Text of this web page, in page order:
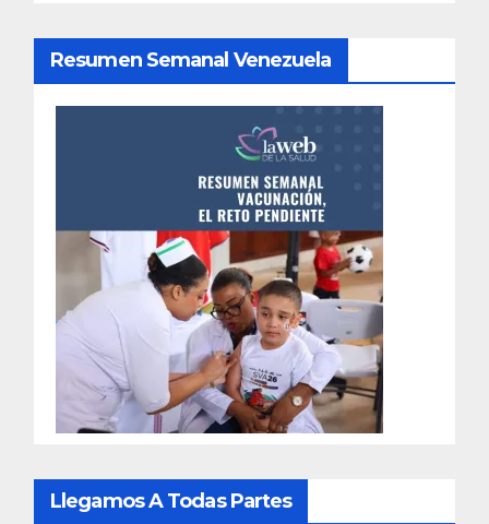
Resumen Semanal Venezuela
Llegamos A Todas Partes